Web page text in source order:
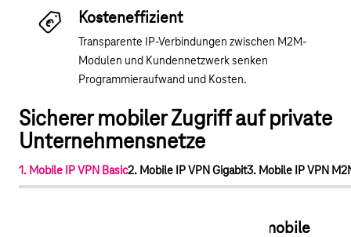
Kosteneffizient
Transparente IP-Verbindungen zwischen M2M-
Modulen und Kundennetzwerk senken
Programmieraufwand und Kosten.
Sicherer mobiler Zugriff auf private
Unternehmensnetze
1. Mobile IP VPN Basic2. Mobile IP VPN Gigabit3. Mobile IP VPN
Der einfache Einstieg in die sichere mobile